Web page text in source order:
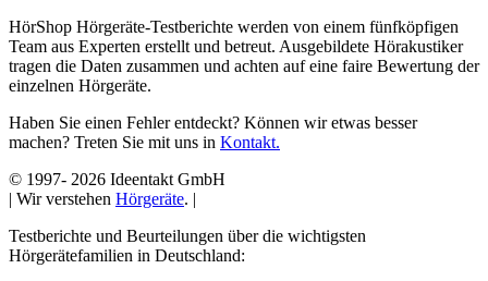
HörShop Hörgeräte-Testberichte werden von einem fünfköpfigen
Team aus Experten erstellt und betreut. Ausgebildete Hörakustiker
tragen die Daten zusammen und achten auf eine faire Bewertung der
einzelnen Hörgeräte.
Haben Sie einen Fehler entdeckt? Können wir etwas besser
machen? Treten Sie mit uns in Kontakt.
© 1997- 2026 Ideentakt GmbH
| Wir verstehen Hörgeräte. |
Testberichte und Beurteilungen über die wichtigsten
Hörgerätefamilien in Deutschland: